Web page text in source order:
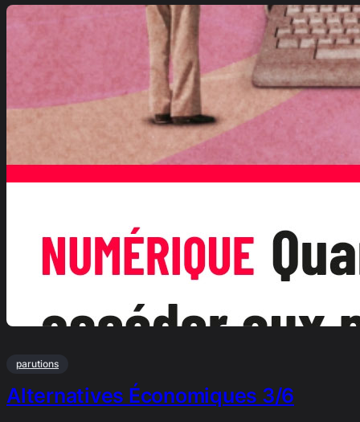
parutions
Alternatives Économiques 3/6